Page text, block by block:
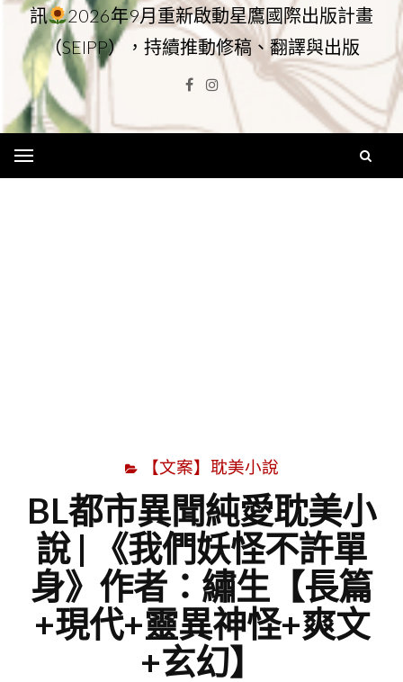
訊
2026年9月重新啟動星鷹國際出版計畫
（SEIPP），持續推動修稿、翻譯與出版
Facebook
Instagram
【文案】耽美小說
BL都市異聞純愛耽美小
說 | 《我們妖怪不許單
身》作者：繡生【長篇
+現代+靈異神怪+爽文
+玄幻】